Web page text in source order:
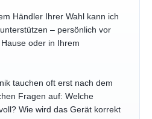
Händler Ihrer Wahl kann ich
– persönlich vor
oder in Ihrem
tauchen oft erst nach dem
Fragen auf: Welche
Wie wird das Gerät korrekt